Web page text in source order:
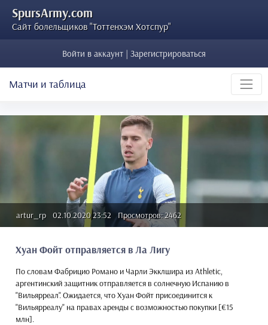
SpursArmy.com
Сайт болельщиков "Тоттенхэм Хотспур"
Войти в аккаунт | Зарегистрироваться
Матчи и таблица
artur_rp 02.10.2020 23:52 Просмотров: 2462
Хуан Фойт отправляется в Ла Лигу
По словам Фабрицио Романо и Чарли Экклшира из Athletic,
аргентинский защитник отправляется в солнечную Испанию в
"Вильярреал". Ожидается, что Хуан Фойт присоединится к
"Вильярреалу" на правах аренды с возможностью покупки [€15
млн].